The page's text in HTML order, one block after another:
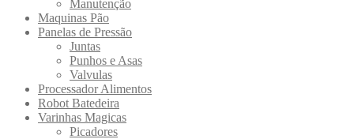
Manutenção
Maquinas Pão
Panelas de Pressão
Juntas
Punhos e Asas
Valvulas
Processador Alimentos
Robot Batedeira
Varinhas Magicas
Picadores